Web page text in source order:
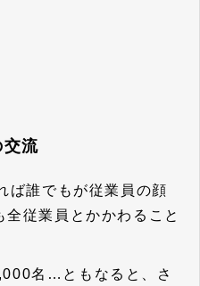
交流
ば誰でもが従業員の顔
従業員とかかわること
名…ともなると、さ